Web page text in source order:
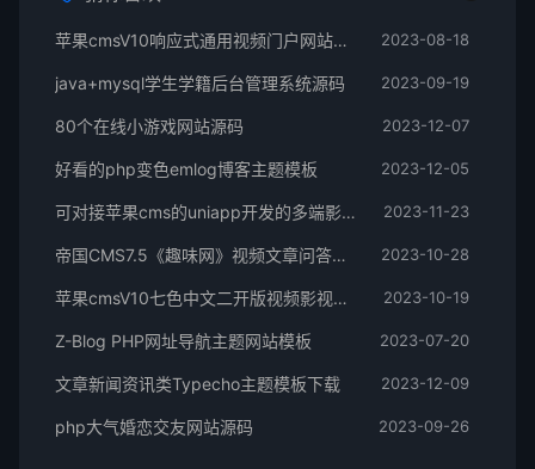
苹果cmsV10响应式通用视频门户网站源码 2023-08-18
java+mysql学生学籍后台管理系统源码 2023-09-19
80个在线小游戏网站源码 2023-12-07
好看的php变色emlog博客主题模板 2023-12-05
可对接苹果cms的uniapp开发的多端影视APP源码 2023-11-23
帝国CMS7.5《趣味网》视频文章问答综合门户网站源码 2023-10-28
苹果cmsV10七色中文二开版视频影视系统网站源码 2023-10-19
Z-Blog PHP网址导航主题网站模板 2023-07-20
文章新闻资讯类Typecho主题模板下载 2023-12-09
php大气婚恋交友网站源码 2023-09-26